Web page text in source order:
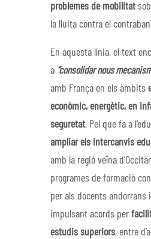
problemes de mobilitat
la lluita contra el
En aquesta línia, el text
a “consolidar nous
amb França en els àmbits
econòmic, energètic, en
seguretat. Pel que fa a
ampliar els intercanvis
amb la regió veïna
programes de formació
per als docents andorrans
impulsant acords per
estudis superiors, entre